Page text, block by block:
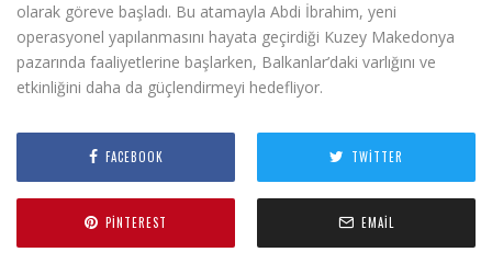
olarak göreve başladı. Bu atamayla Abdi İbrahim, yeni
operasyonel yapılanmasını hayata geçirdiği Kuzey Makedonya
pazarında faaliyetlerine başlarken, Balkanlar’daki varlığını ve
etkinliğini daha da güçlendirmeyi hedefliyor.
FACEBOOK TWITTER
PINTEREST EMAIL